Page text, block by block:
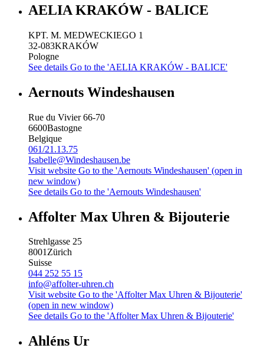
AELIA KRAKÓW - BALICE
KPT. M. MEDWECKIEGO 1
32-083KRAKÓW
Pologne
See details Go to the 'AELIA KRAKÓW - BALICE'
Aernouts Windeshausen
Rue du Vivier 66-70
6600Bastogne
Belgique
061/21.13.75
Isabelle@Windeshausen.be
Visit website Go to the 'Aernouts Windeshausen' (open in
new window)
See details Go to the 'Aernouts Windeshausen'
Affolter Max Uhren & Bijouterie
Strehlgasse 25
8001Zürich
Suisse
044 252 55 15
info@affolter-uhren.ch
Visit website Go to the 'Affolter Max Uhren & Bijouterie'
(open in new window)
See details Go to the 'Affolter Max Uhren & Bijouterie'
Ahléns Ur